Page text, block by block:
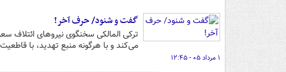
گفت و شنود/ حرف آخر!
ترکی المالکی سخنگوی نیروهای ائتلاف
می‌کند و با هرگونه منبع تهدید، با
۱ مرداد ۰۵ - ۱۲:۴۵